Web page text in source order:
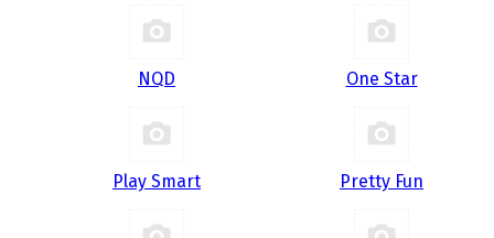
NQD One Star
Play Smart Pretty Fun